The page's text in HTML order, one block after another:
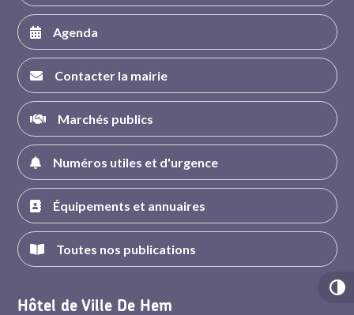
Agenda
Contacter la mairie
Marchés publics
Numéros utiles et d'urgence
Équipements et annuaires
Toutes nos publications
Hôtel de Ville De Hem